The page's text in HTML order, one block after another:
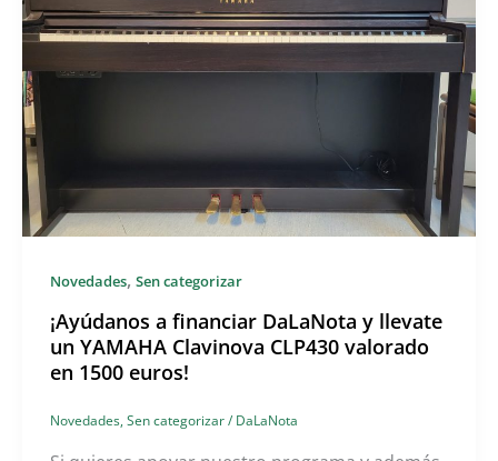
Novedades, Sen categorizar
¡Ayúdanos a financiar DaLaNota y llevate
un YAMAHA Clavinova CLP430 valorado
en 1500 euros!
Novedades, Sen categorizar/ DaLaNota